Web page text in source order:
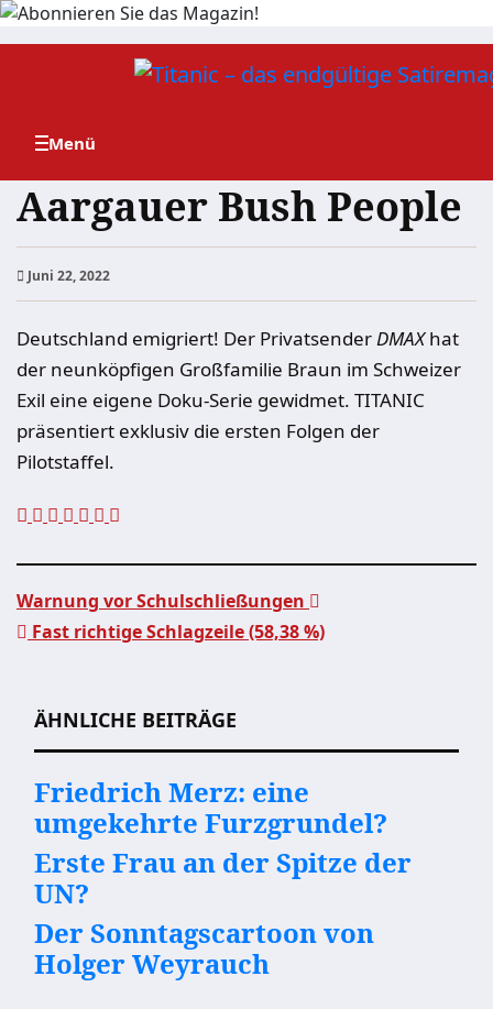
Zum
Aargauer Bush People
Juni 22, 2022
Deutschland emigriert! Der PrivatsenderDMAXhat
der neunköpfigen Großfamilie Braun im Schweizer
Exil eine eigene Doku-Serie gewidmet. TITANIC
präsentiert exklusiv die ersten Folgen der
Pilotstaffel.
Warnung vor Schulschließungen
Fast richtige Schlagzeile (58,38 %)
ÄHNLICHE BEITRÄGE
Friedrich Merz: eine
umgekehrte Furzgrundel?
Erste Frau an der Spitze der
UN?
Der Sonntagscartoon von
Holger Weyrauch